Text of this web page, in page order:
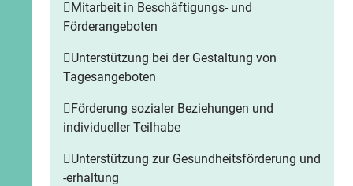
Mitarbeit in Beschäftigungs- und
Förderangeboten
Unterstützung bei der Gestaltung von
Tagesangeboten
Förderung sozialer Beziehungen und
individueller Teilhabe
Unterstützung zur Gesundheitsförderung und
-erhaltung